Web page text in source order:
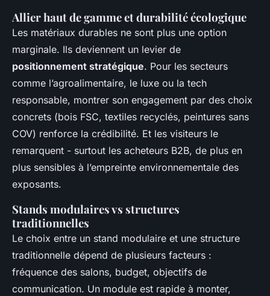
Allier haut de gamme et durabilité écologique
Les matériaux durables ne sont plus une option
marginale. Ils deviennent un levier de
positionnement stratégique. Pour les secteurs
comme l’agroalimentaire, le luxe ou la tech
responsable, montrer son engagement par des choix
concrets (bois FSC, textiles recyclés, peintures sans
COV) renforce la crédibilité. Et les visiteurs le
remarquent - surtout les acheteurs B2B, de plus en
plus sensibles à l’empreinte environnementale des
exposants.
Stands modulaires vs structures
traditionnelles
Le choix entre un stand modulaire et une structure
traditionnelle dépend de plusieurs facteurs :
fréquence des salons, budget, objectifs de
communication. Un module est rapide à monter,